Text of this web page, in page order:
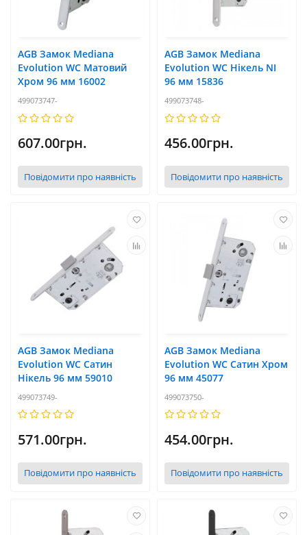
AGB Замок Mediana
Evolution WC Матовий
Хром 96 мм 16002
499073747-
607.00грн.
Повідомити про наявність
AGB Замок Mediana
Evolution WC Нікель NI
96 мм 15836
499073748-
456.00грн.
Повідомити про наявність
AGB Замок Mediana
Evolution WC Сатин
Нікель 96 мм 59010
499073749-
571.00грн.
Повідомити про наявність
AGB Замок Mediana
Evolution WC Сатин Хром
96 мм 45077
499073750-
454.00грн.
Повідомити про наявність